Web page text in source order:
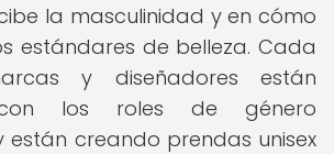
la masculinidad y en cómo
estándares de belleza. Cada
y diseñadores están
con los roles de género
están creando prendas unisex